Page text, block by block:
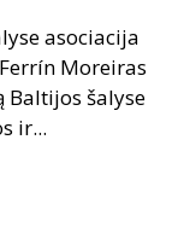
asociacija
Moreiras
Baltijos šalyse
ir...